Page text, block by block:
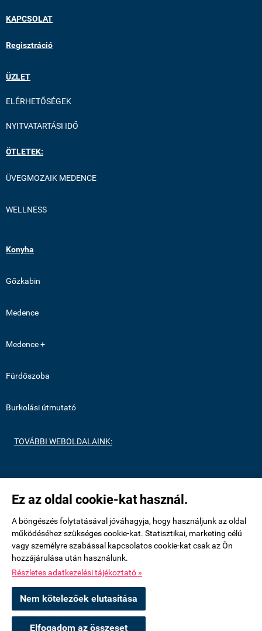
Ez az oldal cookie-kat használ.
A böngészés folytatásával jóváhagyja, hogy használjunk az oldal
működéséhez szükséges cookie-kat. Statisztikai, marketing célú
vagy személyre szabással kapcsolatos cookie-kat csak az Ön
hozzájárulása után használunk.
Részletes adatkezelési tájékoztató »
Nem kötelezőek elutasítása
Elfogadom az összeset
KAPCSOLAT
Regisztráció
ÜZLET
ELÉRHETŐSÉGEK
NYITVATARTÁSI IDŐ
ÖTLETEK:
ÜVEGMOZAIK MEDENCE
WELLNESS
Konyha
Gőzkabin
Medence
Medence +
Fürdőszoba
Burkolási útmutató
TOVÁBBI WEBOLDALAINK:
https://metrocsempeshop.hu/
https://mozaikcsempek.hu/
uvegmozaikshop.hu -Royalmozaik Pool & Home Kft